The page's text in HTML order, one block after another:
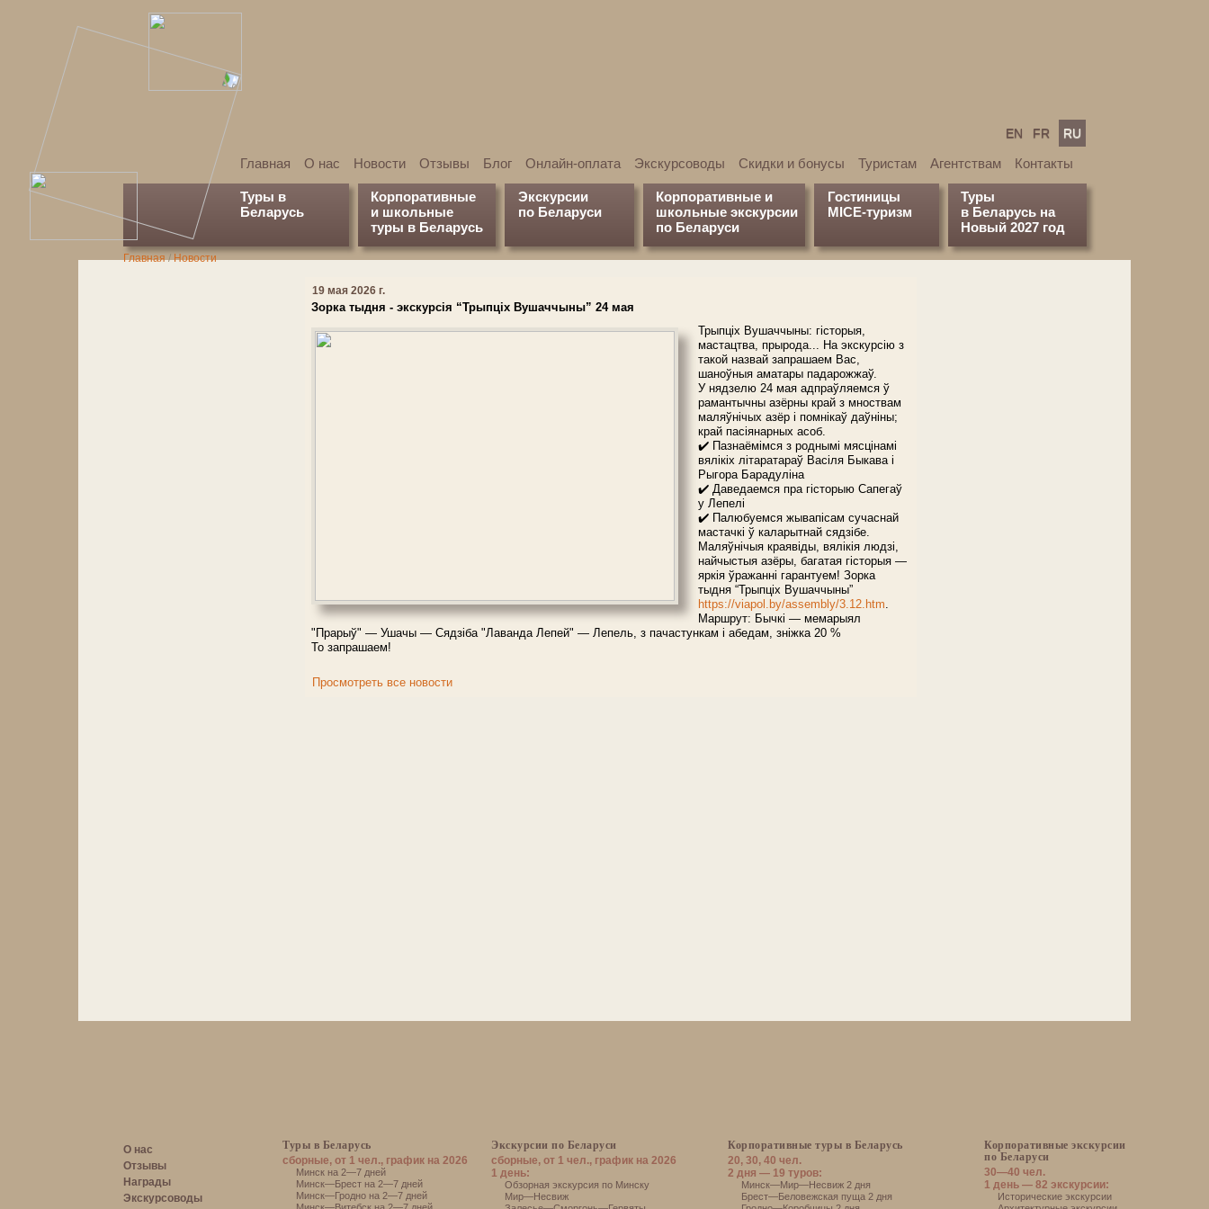
EN FR RU
Главная О нас Новости Отзывы Блог Онлайн-оплата Экскурсоводы Скидки и бонусы Туристам Агентствам Контакты
Туры в
Беларусь
Корпоративные
и школьные
туры в Беларусь
Экскурсии
по Беларуси
Корпоративные и
школьные экскурсии
по Беларуси
Гостиницы
MICE-туризм
Туры
в Беларусь на
Новый 2027 год
Главная/Новости
19 мая 2026 г.
Зорка тыдня - экскурсія “Трыпціх Вушаччыны” 24 мая
Трыпціх Вушаччыны: гісторыя,
мастацтва, прырода... На экскурсію з
такой назвай запрашаем Вас,
шаноўныя аматары падарожжаў.
У нядзелю 24 мая адпраўляемся ў
рамантычны азёрны край з мноствам
маляўнічых азёр і помнікаў даўніны;
край пасіянарных асоб.
✔️ Пазнаёмімся з роднымі мясцінамі
вялікіх літаратараў Васіля Быкава і
Рыгора Барадуліна
✔️ Даведаемся пра гісторыю Сапегаў
у Лепелі
✔️ Палюбуемся жывапісам сучаснай
мастачкі ў каларытнай сядзібе.
Маляўнічыя краявіды, вялікія людзі,
найчыстыя азёры, багатая гісторыя —
яркія ўражанні гарантуем! Зорка
тыдня “Трыпціх Вушаччыны”
https://viapol.by/assembly/3.12.htm.
Маршрут: Бычкі — мемарыял
"Прарыў" — Ушачы — Сядзіба "Лаванда Лепей" — Лепель, з пачастункам і абедам, зніжка 20 %
То запрашаем!
Просмотреть все новости
О нас
Отзывы
Награды
Экскурсоводы
Туры в Беларусь
сборные, от 1 чел., график на 2026
Минск на 2—7 дней
Минск—Брест на 2—7 дней
Минск—Гродно на 2—7 дней
Экскурсии по Беларуси
сборные, от 1 чел., график на 2026
1 день:
Обзорная экскурсия по Минску
Мир—Несвиж
Корпоративные туры в Беларусь
20, 30, 40 чел.
2 дня — 19 туров:
Минск—Мир—Несвиж 2 дня
Брест—Беловежская пуща 2 дня
Корпоративные экскурсии
по Беларуси
30—40 чел.
1 день — 82 экскурсии:
Исторические экскурсии